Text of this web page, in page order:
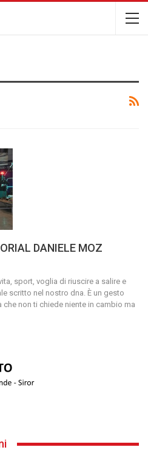
DANIELE MOZ
sport, voglia di riuscire a salire e
scritto nel nostro dna. È un gesto
non ti chiede niente in cambio ma